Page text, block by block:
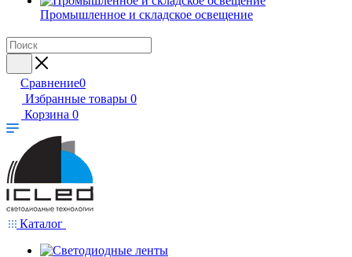
Промышленное и складское освещение
Сравнение0
Избранные товары 0
Корзина 0
Каталог